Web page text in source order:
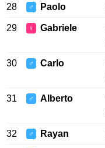
28 ♂ Paolo
29 ♀ Gabriele
30 ♂ Carlo
31 ♂ Alberto
32 ♂ Rayan